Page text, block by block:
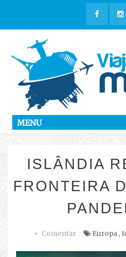
MENU
ISLÂNDIA
FRONTEIRA
Comentar Europa ,